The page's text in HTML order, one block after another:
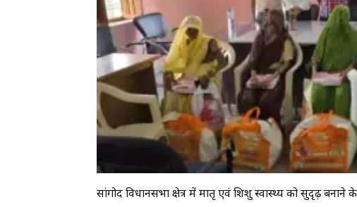
सांगोद विधानसभा क्षेत्र में मातृ एवं शिशु स्वास्थ्य को सुदृढ़ बनाने